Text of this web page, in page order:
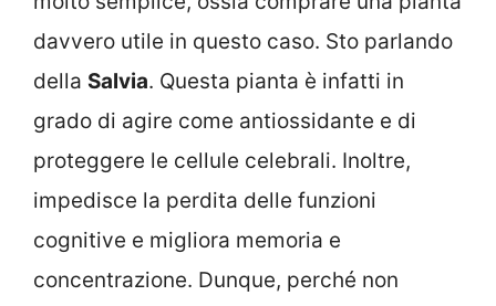
davvero utile in questo caso. Sto parlando
della Salvia. Questa pianta è infatti in
grado di agire come antiossidante e di
proteggere le cellule celebrali. Inoltre,
impedisce la perdita delle funzioni
cognitive e migliora memoria e
concentrazione. Dunque, perché non